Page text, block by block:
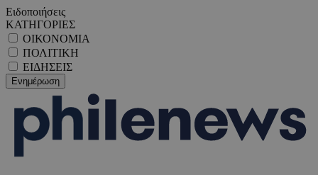
Ειδοποιήσεις
ΚΑΤΗΓΟΡΙΕΣ
ΟΙΚΟΝΟΜΙΑ
ΠΟΛΙΤΙΚΗ
ΕΙΔΗΣΕΙΣ